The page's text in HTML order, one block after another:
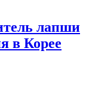
лапши
в Корее